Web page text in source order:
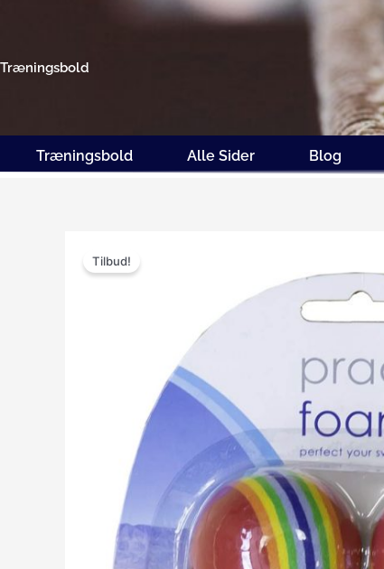
Træningsbold
Træningsbold Alle Sider Blog
Tilbud!